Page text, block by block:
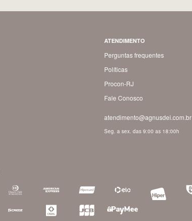
ATENDIMENTO
Perguntas frequentes
Políticas
Procon-RJ
Fale Conosco
atendimento@agnusdei.com.br
Seg. a sex. das 9:00 as 18:00h